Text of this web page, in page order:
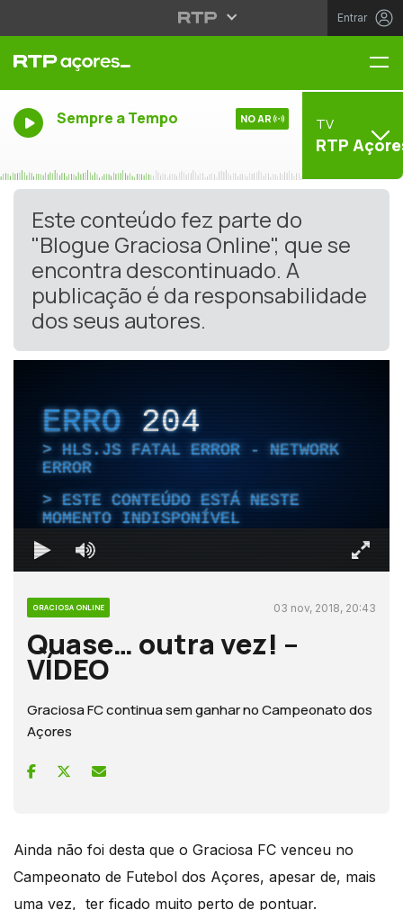
Entrar
Sempre a Tempo NO AR TV
RTP
Este conteúdo fez parte do
"Blogue Graciosa Online", que se
encontra descontinuado. A
publicação é da responsabilidade
dos seus autores.
ERRO204
HLS.JS FATAL ERROR - NETWORK
ERROR
ESTE CONTEÚDO ESTÁ NESTE
MOMENTO INDISPONÍVEL
GRACIOSA ONLINE 03 nov, 2018, 20:43
Quase… outra vez! –
VÍDEO
Graciosa FC continua sem ganhar no Campeonato dos
Açores
Ainda não foi desta que o Graciosa FC venceu no
Campeonato de Futebol dos Açores, apesar de, mais
uma vez, ter ficado muito perto de pontuar.